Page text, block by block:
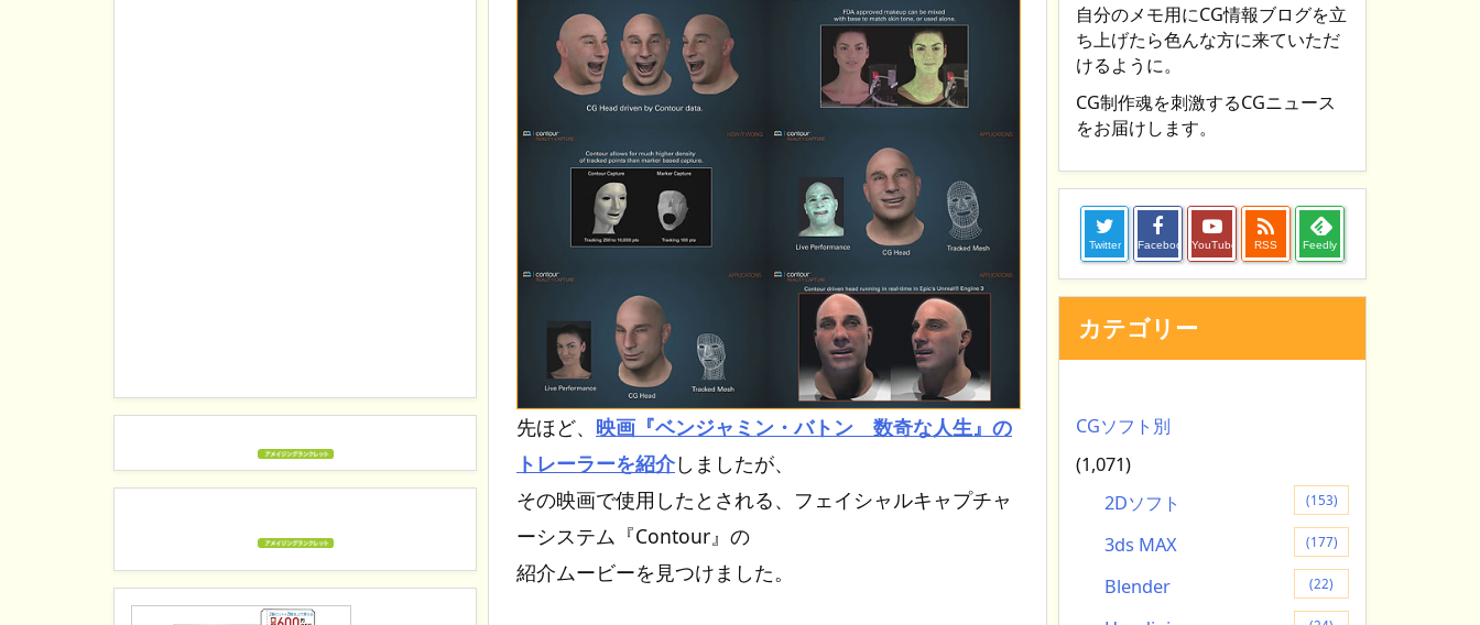
先ほど、 映画『ベンジャミン・バトン 数奇な人生』の
トレーラーを紹介しましたが、
その映画で使用したとされる、フェイシャルキャプチャ
ーシステム『Contour』の
紹介ムービーを見つけました。
自分のメモ用にCG情報ブログを立
ち上げたら色んな方に来ていただ
けるように。
CG制作魂を刺激するCGニュース
をお届けします。
Twitter Facebook YouTube

RSS Feedly
カテゴリー
CGソフト別
(1,071)
2Dソフト
(153)
3ds MAX (177)
Blender (22)